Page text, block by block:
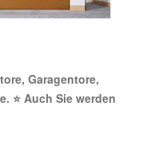
Garagentore,
⭐ Auch Sie werden